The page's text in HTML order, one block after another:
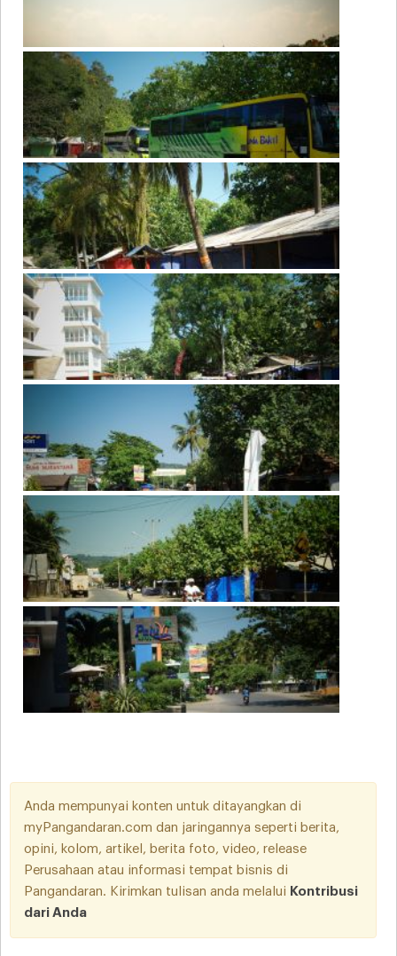
Anda mempunyai konten untuk ditayangkan di
myPangandaran.com dan jaringannya seperti berita,
opini, kolom, artikel, berita foto, video, release
Perusahaan atau informasi tempat bisnis di
Pangandaran. Kirimkan tulisan anda melalui Kontribusi
dari Anda